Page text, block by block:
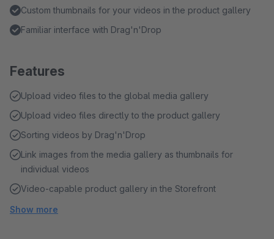
Custom thumbnails for your videos in the product gallery
Familiar interface with Drag'n'Drop
Features
Upload video files to the global media gallery
Upload video files directly to the product gallery
Sorting videos by Drag'n'Drop
Link images from the media gallery as thumbnails for
individual videos
Video-capable product gallery in the Storefront
Show more